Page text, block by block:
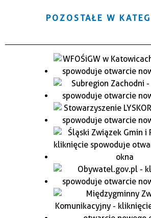
POZOSTAŁE W